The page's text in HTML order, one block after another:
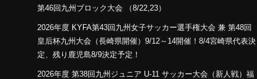
第46回九州ブロック大会 （8/22,23）
2026年度 KYFA第43回九州女子サッカー選手権大会 兼 第48回
皇后杯九州大会（長崎県開催）9/12～14開催！8/4宮崎県代表決
定、残り鹿児島8/9決定予定！
2026年度 第38回九州ジュニア U-11 サッカー大会（新人戦）福